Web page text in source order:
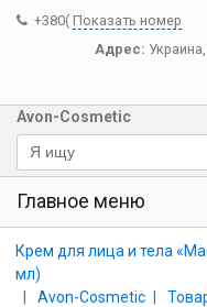
+380( Показать номер
Адрес: Украина,
Avon-Cosmetic
Главное меню
Крем для лица и тела
мл)
Avon-Cosmetic